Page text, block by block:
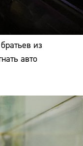
из
авто